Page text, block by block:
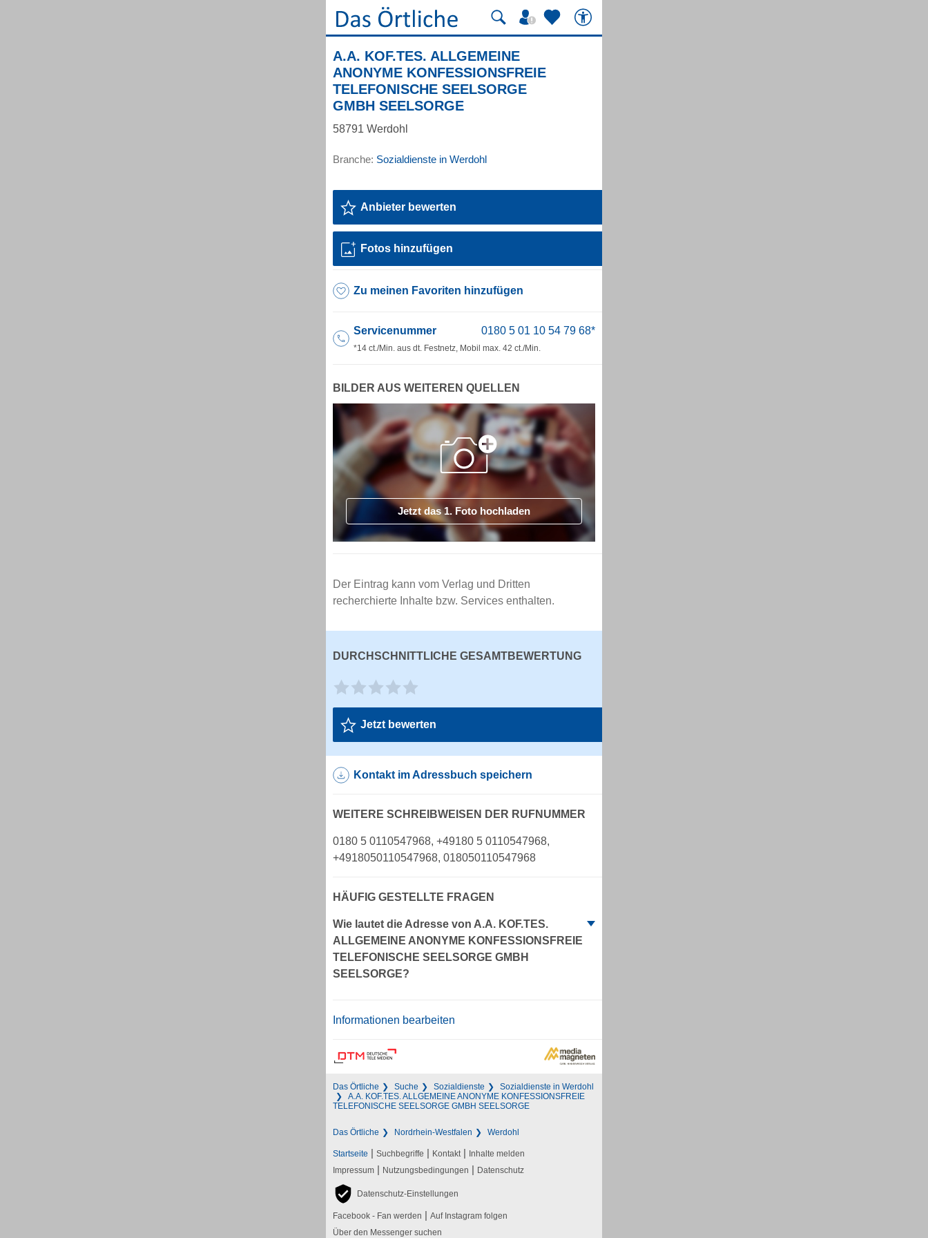
A.A. KOF.TES. ALLGEMEINE
ANONYME KONFESSIONSFREIE
TELEFONISCHE SEELSORGE
GMBH SEELSORGE
58791 Werdohl
Branche: Sozialdienste in Werdohl
Anbieter bewerten
Fotos hinzufügen
Zu meinen Favoriten hinzufügen
Servicenummer
*14 ct./Min. aus dt. Festnetz, Mobil max. 42 ct./Min.
BILDER AUS WEITEREN QUELLEN
Jetzt das 1. Foto hochladen
Der Eintrag kann vom Verlag und Dritten
recherchierte Inhalte bzw. Services enthalten.
DURCHSCHNITTLICHE GESAMTBEWERTUNG
Jetzt bewerten
Kontakt im Adressbuch speichern
WEITERE SCHREIBWEISEN DER RUFNUMMER
0180 5 0110547968, +49180 5 0110547968,
+4918050110547968, 018050110547968
HÄUFIG GESTELLTE FRAGEN
Wie lautet die Adresse von A.A. KOF.TES.
ALLGEMEINE ANONYME KONFESSIONSFREIE
TELEFONISCHE SEELSORGE GMBH
SEELSORGE?
Informationen bearbeiten
Das Örtliche Suche Sozialdienste
Sozialdienste in Werdohl
A.A. KOF.TES. ALLGEMEINE ANONYME KONFESSIONSFREIE
TELEFONISCHE SEELSORGE GMBH SEELSORGE
Das Örtliche Nordrhein-Westfalen Werdohl
Startseite | Suchbegriffe | Kontakt | Inhalte melden
Impressum | Nutzungsbedingungen | Datenschutz
Datenschutz-Einstellungen
Facebook - Fan werden | Auf Instagram folgen
Über den Messenger suchen